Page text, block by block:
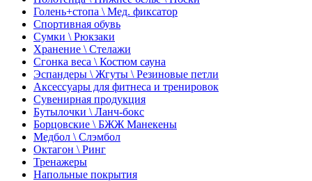
Голень+стопа \ Мед. фиксатор
Спортивная обувь
Сумки \ Рюкзаки
Хранение \ Стелажи
Сгонка веса \ Костюм сауна
Эспандеры \ Жгуты \ Резиновые петли
Аксессуары для фитнеса и тренировок
Сувенирная продукция
Бутылочки \ Ланч-бокс
Борцовские \ БЖЖ Манекены
Медбол \ Слэмбол
Октагон \ Ринг
Тренажеры
Напольные покрытия